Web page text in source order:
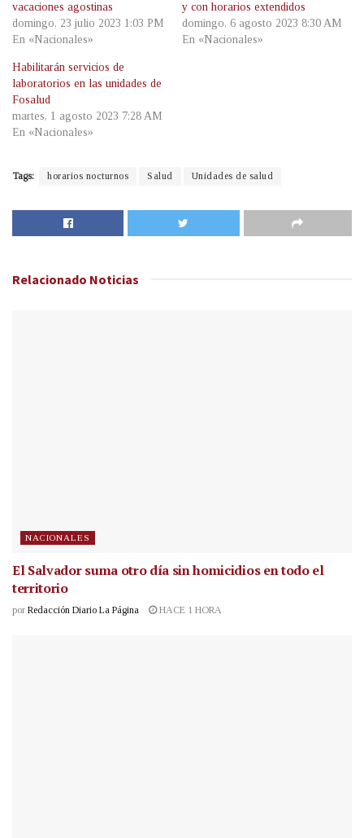
vacaciones agostinas
domingo, 23 julio 2023 1:03 PM
En «Nacionales»
y con horarios extendidos
domingo, 6 agosto 2023 8:30 AM
En «Nacionales»
Habilitarán servicios de
laboratorios en las unidades de
Fosalud
martes, 1 agosto 2023 7:28 AM
En «Nacionales»
Tags: horarios nocturnos Salud Unidades de salud
Relacionado Noticias
NACIONALES
El Salvador suma otro día sin homicidios en todo el
territorio
por Redacción Diario La Página HACE 1 HORA